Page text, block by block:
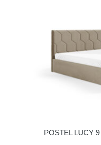
POSTEL LUCY